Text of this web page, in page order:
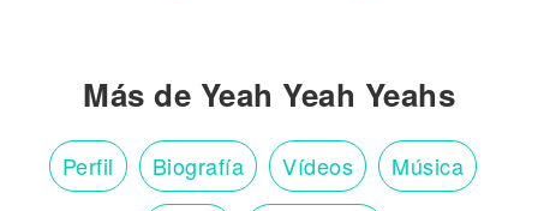
Más de Yeah Yeah Yeahs
Perfil Biografía Vídeos Música